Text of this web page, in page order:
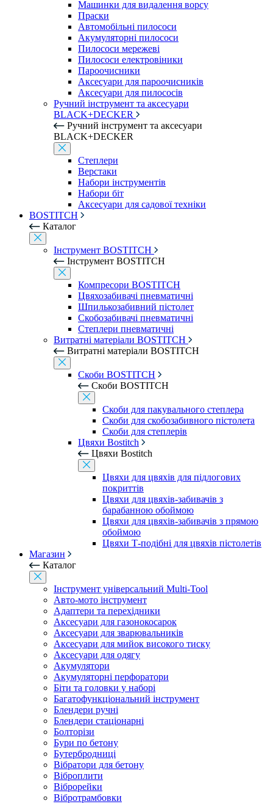
Машинки для видалення ворсу
Праски
Автомобільні пилососи
Акумуляторні пилососи
Пилососи мережеві
Пилососи електровіники
Пароочисники
Аксесуари для пароочисників
Аксесуари для пилососів
Ручний інструмент та аксесуари
BLACK+DECKER
Ручний інструмент та аксесуари
BLACK+DECKER
Степлери
Верстаки
Набори інструментів
Набори біт
Аксесуари для садової техніки
BOSTITCH
Каталог
Інструмент BOSTITCH
Інструмент BOSTITCH
Компресори BOSTITCH
Цвяхозабивачі пневматичні
Шпилькозабивний пістолет
Скобозабивачі пневматичні
Степлери пневматичні
Витратні матеріали BOSTITCH
Витратні матеріали BOSTITCH
Скоби BOSTITCH
Скоби BOSTITCH
Скоби для пакувального степлера
Скоби для скобозабивного пістолета
Скоби для степлерів
Цвяхи Bostitch
Цвяхи Bostitch
Цвяхи для цвяхів для підлогових
покриттів
Цвяхи для цвяхів-забивачів з
барабанною обоймою
Цвяхи для цвяхів-забивачів з прямою
обоймою
Цвяхи Т-подібні для цвяхів пістолетів
Магазин
Каталог
Інструмент універсальний Multi-Tool
Авто-мото інструмент
Адаптери та перехідники
Аксесуари для газонокосарок
Аксесуари для зварювальників
Аксесуари для мийок високого тиску
Аксесуари для одягу
Акумулятори
Акумуляторні перфоратори
Біти та головки у наборі
Багатофункціональний інструмент
Блендери ручні
Блендери стаціонарні
Болторізи
Бури по бетону
Бутербродниці
Вібратори для бетону
Віброплити
Віброрейки
Вібротрамбовки